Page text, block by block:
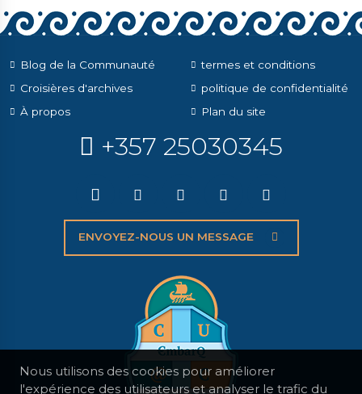
Blog de la Communauté
Croisières d'archives
À propos
termes et conditions
politique de confidentialité
Plan du site
+357 25030345
ENVOYEZ-NOUS UN MESSAGE
Nous utilisons des cookies pour améliorer
l'expérience des utilisateurs et analyser le trafic du